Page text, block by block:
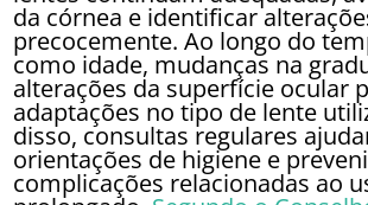
da córnea e identificar
precocemente. Ao longo do
como idade, mudanças na
alterações da superfície ocular
adaptações no tipo de lente
disso, consultas regulares
orientações de higiene e
complicações relacionadas ao